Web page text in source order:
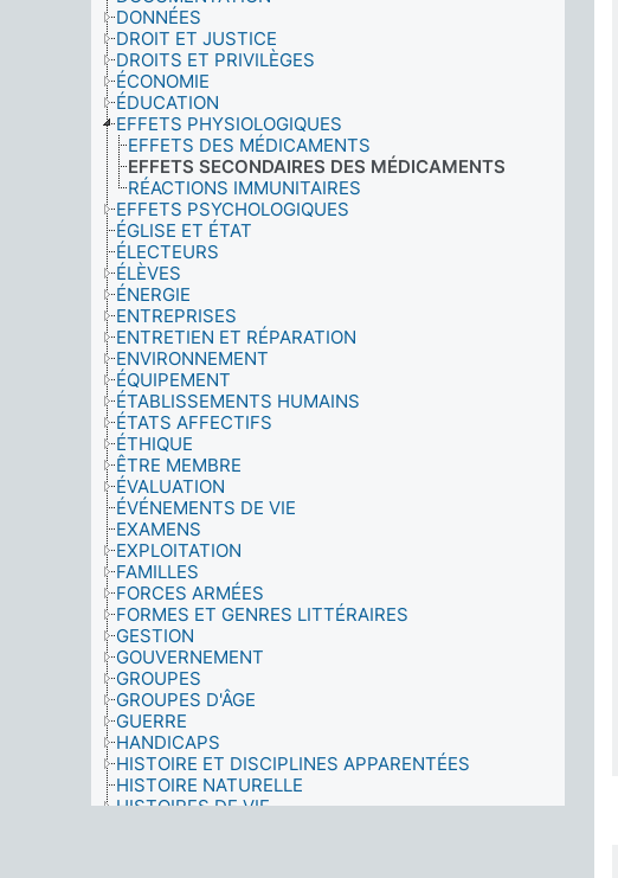
DONNÉES
DROIT ET JUSTICE
DROITS ET PRIVILÈGES
ÉCONOMIE
ÉDUCATION
EFFETS PHYSIOLOGIQUES
EFFETS DES MÉDICAMENTS
EFFETS SECONDAIRES DES MÉDICAMENTS
RÉACTIONS IMMUNITAIRES
EFFETS PSYCHOLOGIQUES
ÉGLISE ET ÉTAT
ÉLECTEURS
ÉLÈVES
ÉNERGIE
ENTREPRISES
ENTRETIEN ET RÉPARATION
ENVIRONNEMENT
ÉQUIPEMENT
ÉTABLISSEMENTS HUMAINS
ÉTATS AFFECTIFS
ÉTHIQUE
ÊTRE MEMBRE
ÉVALUATION
ÉVÉNEMENTS DE VIE
EXAMENS
EXPLOITATION
FAMILLES
FORCES ARMÉES
FORMES ET GENRES LITTÉRAIRES
GESTION
GOUVERNEMENT
GROUPES
GROUPES D'ÂGE
GUERRE
HANDICAPS
HISTOIRE ET DISCIPLINES APPARENTÉES
HISTOIRE NATURELLE
HISTOIRES DE VIE